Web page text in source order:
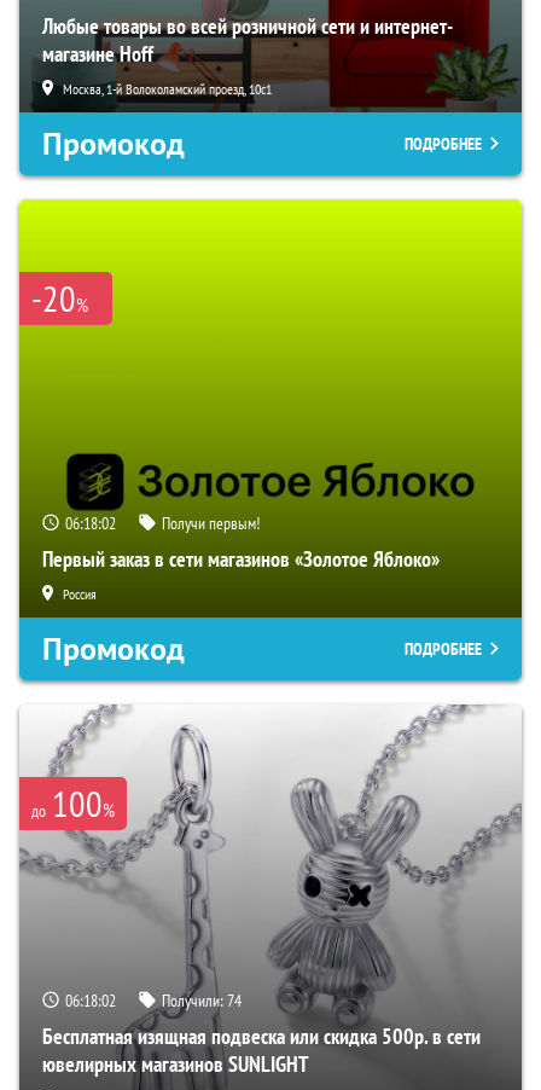
Любые товары во всей розничной сети и интернет-
магазине Hoff
Москва, 1-й Волоколамский проезд, 10с1
Промокод ПОДРОБНЕЕ
-20%
06:18:02 Получи первым!
Первый заказ в сети магазинов «Золотое Яблоко»
Россия
Промокод ПОДРОБНЕЕ
до 100%
06:18:02 Получили:74
Бесплатная изящная подвеска или скидка 500р. в сети
ювелирных магазинов SUNLIGHT